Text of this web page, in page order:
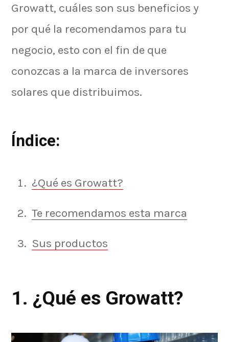
Growatt, cuáles son sus beneficios y
por qué la recomendamos para tu
negocio, esto con el fin de que
conozcas a la marca de inversores
solares que distribuimos.
Índice:
¿Qué es Growatt?
Te recomendamos esta marca
Sus productos
1. ¿Qué es Growatt?